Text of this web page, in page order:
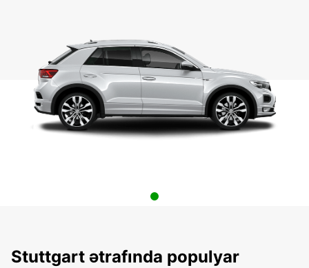
Stuttgart ətrafında populyar